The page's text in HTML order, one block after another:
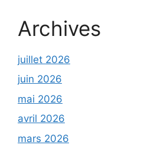
Archives
juillet 2026
juin 2026
mai 2026
avril 2026
mars 2026